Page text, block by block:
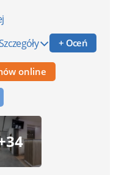
+ Oceń
online